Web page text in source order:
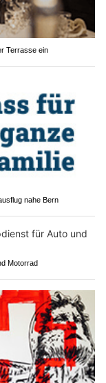
Terrasse ein
nahe Bern
Motorrad